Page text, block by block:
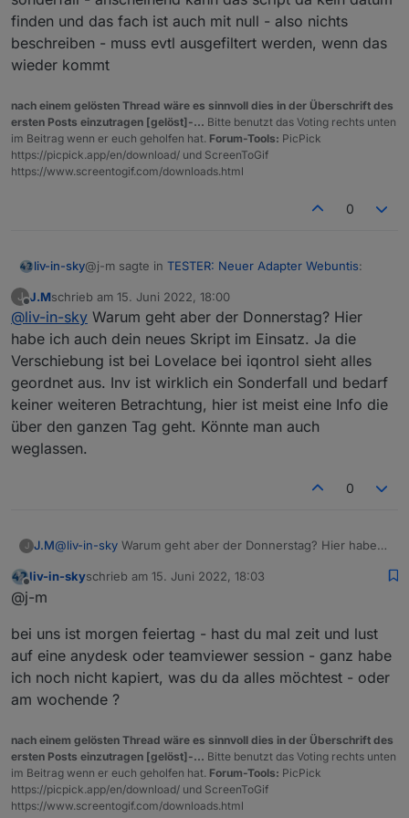
"state": 1636,
"owner": "system.user.admin",
"ownerGroup"
  "webuntis.
0.0. 0.name
": {
    "type":
"state",
"common": {
      "name":
"name",
    },
"system.adapter.webuntis.0"
"user": "system.user.admin",
"ts": 1653733730749 ,
"_id" : "webuntis.0.0.0.name",
"acl": {
      "
object": 1636
,
"state" : 1636 ,
"common"
: {
      "name":
"room",
"write": false,
"read": true
    },
    "native": {},
    "
from
"ts" : 1653733730760,
"_id": "webuntis.0.0.0.room" ,
"acl": {
      "
object": 1636,
nur heute sieht etwas eigenartig aus. Heute ist wieder so
Bei Webuntis sieht es so aus. Ja alles Ausfall wegen
Praktikum aber es werden dennoch die Stunden
geschrieben im Adapter.
finden und das fach ist auch mit null - also nichts
beschreiben - muss evtl ausgefiltert werden, wenn das
wieder kommt
nach einem gelösten Thread wäre es sinnvoll dies in der Überschrift des
ersten Posts einzutragen [gelöst]-... Bitte benutzt das Voting rechts unten
im Beitrag wenn er euch geholfen hat. Forum-Tools: PicPick
https://picpick.app/en/download/ und ScreenToGif
https://www.screentogif.com/downloads.html
0
liv-in-sky@j-m sagte in TESTER: Neuer Adapter Webuntis:
habe vergessen, das ich so die states nicht
bekomme - ist zu aufwendig im moment
das die zeilen verschoben sind, liegt meist daran, dss
nicht genug breite im widget oder im script setting
angegeben ist
das problemim feld bei tag "inv" ? das ist wohl ein
sonderfall - anscheinend kann das script da kein
datum finden und das fach ist auch mit null - also
J
Offline
J.Mschrieb am 15. Juni 2022, 18:00
zuletzt editiert von
@liv-in-sky Warum geht aber der Donnerstag? Hier
habe ich auch dein neues Skript im Einsatz. Ja die
Verschiebung ist bei Lovelace bei iqontrol sieht alles
geordnet aus. Inv ist wirklich ein Sonderfall und bedarf
keiner weiteren Betrachtung, hier ist meist eine Info die
über den ganzen Tag geht. Könnte man auch
weglassen.
0
J J.M@liv-in-sky Warum geht aber der Donnerstag? Hier habe
ist bei Lovelace bei iqontrol sieht alles geordnet aus. Inv ist
Tag geht. Könnte man auch weglassen.
Offline
liv-in-skyschrieb am 15. Juni 2022, 18:03
zuletzt editiert von
@j-m
bei uns ist morgen feiertag - hast du mal zeit und lust
auf eine anydesk oder teamviewer session - ganz habe
ich noch nicht kapiert, was du da alles möchtest - oder
am wochende ?
nach einem gelösten Thread wäre es sinnvoll dies in der Überschrift des
ersten Posts einzutragen [gelöst]-... Bitte benutzt das Voting rechts unten
im Beitrag wenn er euch geholfen hat. Forum-Tools: PicPick
https://picpick.app/en/download/ und ScreenToGif
https://www.screentogif.com/downloads.html